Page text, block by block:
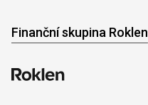
Finanční skupina Roklen